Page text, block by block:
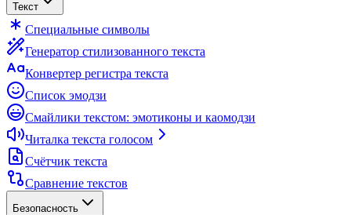
Текст
Специальные символы
Генератор стилизованного текста
Конвертер регистра текста
Список эмодзи
Смайлики текстом: эмотиконы и каомодзи
Читалка текста голосом
Счётчик текста
Сравнение текстов
Безопасность